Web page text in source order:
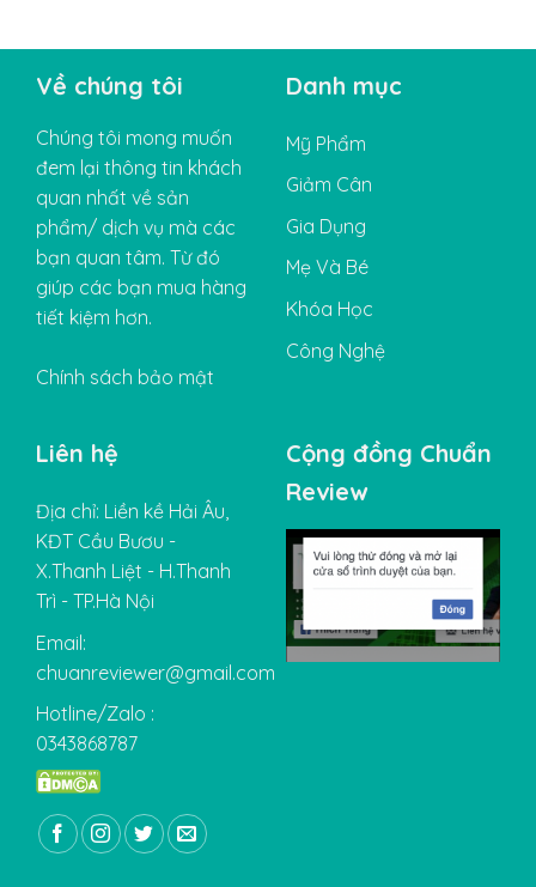
Về chúng tôi
Chúng tôi mong muốn
đem lại thông tin khách
quan nhất về sản
phẩm/ dịch vụ mà các
bạn quan tâm. Từ đó
giúp các bạn mua hàng
tiết kiệm hơn.
Chính sách bảo mật
Danh mục
Mỹ Phẩm
Giảm Cân
Gia Dụng
Mẹ Và Bé
Khóa Học
Công Nghệ
Liên hệ
Địa chỉ: Liền kề Hải Âu,
KĐT Cầu Bươu -
X.Thanh Liệt - H.Thanh
Trì - TP.Hà Nội
Email:
chuanreviewer@gmail.com
Hotline/Zalo :
0343868787
Cộng đồng Chuẩn
Review